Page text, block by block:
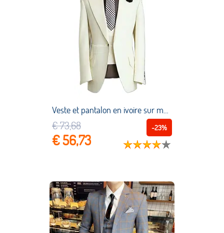
Veste et pantalon en ivoire sur mesure pour homme, Blazer à revers, 3 pièces, costume de mariage, ensemble manteau + pantalon + gilet
-23%
€ 73,68
€ 56,73